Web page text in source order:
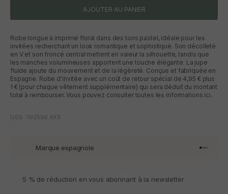
AJOUTER AU PANIER
Robe longue à imprimé floral dans des tons pastel, idéale pour les
invitées recherchant un look romantique et sophistiqué. Son décolleté
en V et son froncé central mettent en valeur la silhouette, tandis que
les manches volumineuses apportent une touche élégante. La jupe
fluide ajoute du mouvement et de la légèreté. Conçue et fabriquée en
Espagne. Robe d'invitée avec un coût de retour spécial de 4,95 € plus
1 € (pour chaque vêtement supplémentaire) qui sera déduit du montant
total à rembourser. Vous pouvez consulter toutes les informations ici.
UGS : 192556.XXS
Marque espagnole Aller à
Aller à
Aller à
Aller
5 % de réduction en vous abonnant à la newsletter